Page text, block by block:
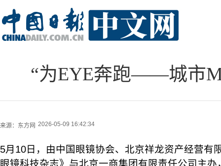
“为EYE奔跑——城市
来源： 东方网 2026-05-09 16:42:34
5月10日，由中国眼镜协会、北京祥龙资产经营有
眼镜科技杂志》与北京一商集团有限责任公司主